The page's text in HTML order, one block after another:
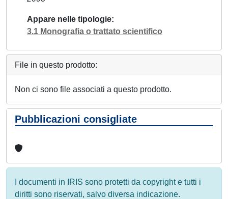
Appare nelle tipologie
3.1 Monografia o trattato scientifico
File in questo prodotto:
Non ci sono file associati a questo prodotto.
Pubblicazioni consigliate
I documenti in IRIS sono protetti da copyright e tutti i
diritti sono riservati, salvo diversa indicazione.